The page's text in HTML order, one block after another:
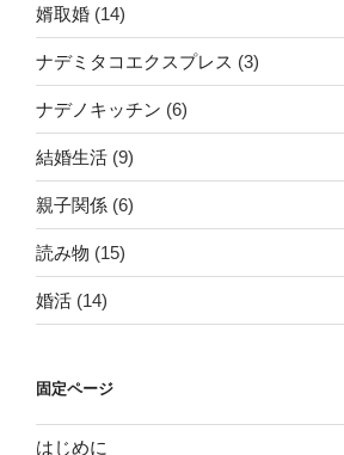
婿取婚 (14)
ナデミタコエクスプレス (3)
ナデノキッチン (6)
結婚生活 (9)
親子関係 (6)
読み物 (15)
婚活 (14)
固定ページ
はじめに